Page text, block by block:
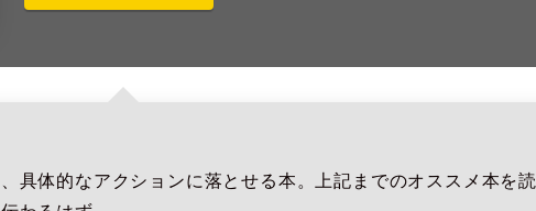
具体的なアクションに落とせる本。上記までのオススメ本を読